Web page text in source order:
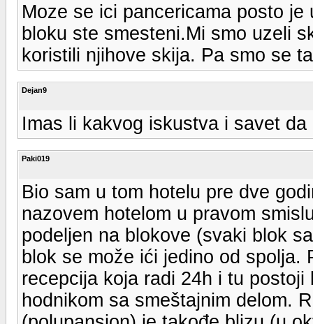
Moze se ici pancericama posto
bloku ste smesteni.Mi smo uzeli
koristili njihove skija. Pa smo se
Dejan9
Imas li kakvog iskustva i savet
Paki019
Bio sam u tom hotelu pre dve
nazovem hotelom u pravom
podeljen na blokove (svaki blok
blok se može ići jedino od
recepcija koja radi 24h i tu
hodnikom sa smeštajnim delom.